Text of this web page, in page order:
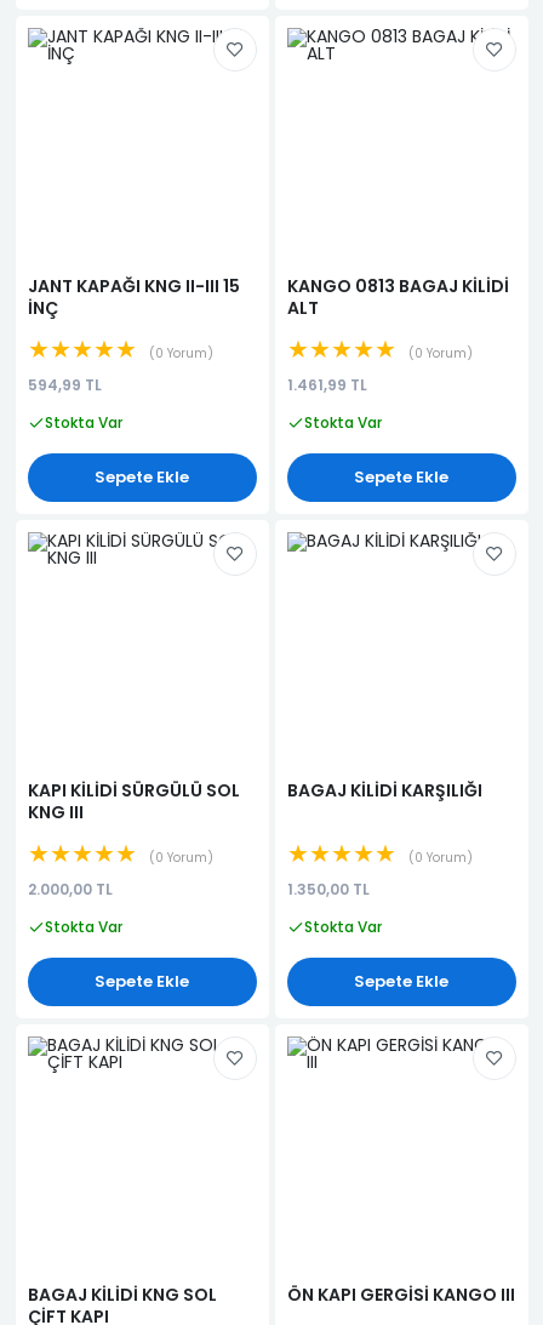
JANT KAPAĞI KNG II-III 15
İNÇ
★★★★★ 0 Yorum
594,99 TL
Stokta Var
Sepete Ekle
KANGO 0813 BAGAJ KİLİDİ
ALT
★★★★★ 0 Yorum
1.461,99 TL
Stokta Var
Sepete Ekle
KAPI KİLİDİ SÜRGÜLÜ SOL
KNG III
★★★★★ 0 Yorum
2.000,00 TL
Stokta Var
Sepete Ekle
BAGAJ KİLİDİ KARŞILIĞI
★★★★★ 0 Yorum
1.350,00 TL
Stokta Var
Sepete Ekle
BAGAJ KİLİDİ KNG SOL
ÇİFT KAPI
ÖN KAPI GERGİSİ KANGO III